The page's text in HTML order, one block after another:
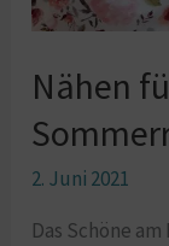
Nähen
2. Juni 2021
Das Schöne
Tee